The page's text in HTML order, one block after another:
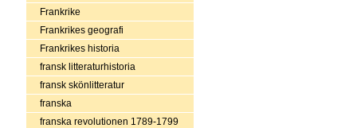
Frankrike
Frankrikes geografi
Frankrikes historia
fransk litteraturhistoria
fransk skönlitteratur
franska
franska revolutionen 1789-1799